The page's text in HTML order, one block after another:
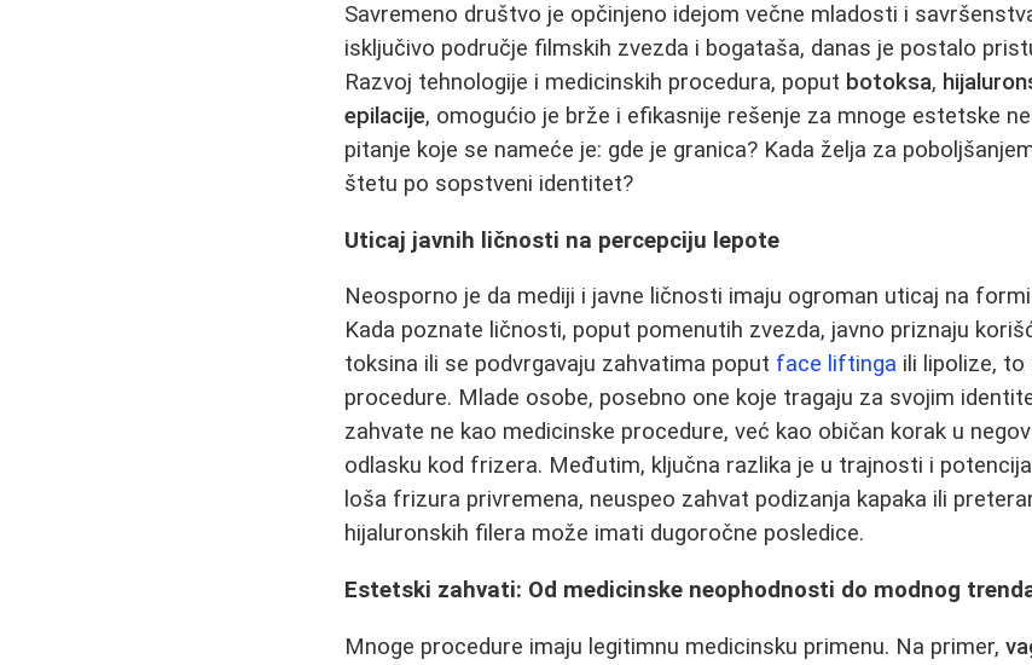
Savremeno društvo je opčinjeno idejom večne mladosti i
isključivo područje filmskih zvezda i bogataša, danas je postalo
Razvoj tehnologije i medicinskih procedura, poput botoksa,
epilacije, omogućio je brže i efikasnije rešenje za mnoge estetske
pitanje koje se nameće je: gde je granica? Kada želja za
štetu po sopstveni identitet?
Uticaj javnih ličnosti na percepciju lepote
Neosporno je da mediji i javne ličnosti imaju ogroman uticaj na
Kada poznate ličnosti, poput pomenutih zvezda, javno priznaju
toksina ili se podvrgavaju zahvatima poput face liftinga ili lipolize,
procedure. Mlade osobe, posebno one koje tragaju za svojim
zahvate ne kao medicinske procedure, već kao običan korak u
odlasku kod frizera. Međutim, ključna razlika je u trajnosti i
loša frizura privremena, neuspeo zahvat podizanja kapaka ili
hijaluronskih filera može imati dugoročne posledice.
Estetski zahvati: Od medicinske neophodnosti do modnog
Mnoge procedure imaju legitimnu medicinsku primenu. Na primer,